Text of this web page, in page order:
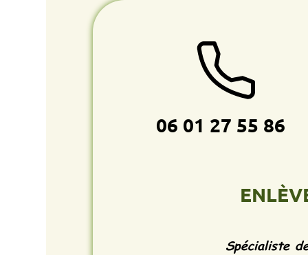
Spécialiste de
06 01 27 55 86